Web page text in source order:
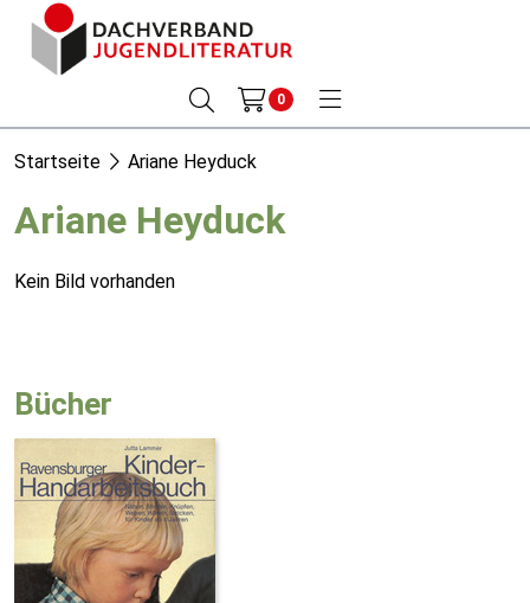
0
Startseite Ariane Heyduck
Ariane Heyduck
Kein Bild vorhanden
Bücher